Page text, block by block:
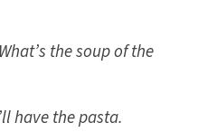
the soup of the
have the pasta.